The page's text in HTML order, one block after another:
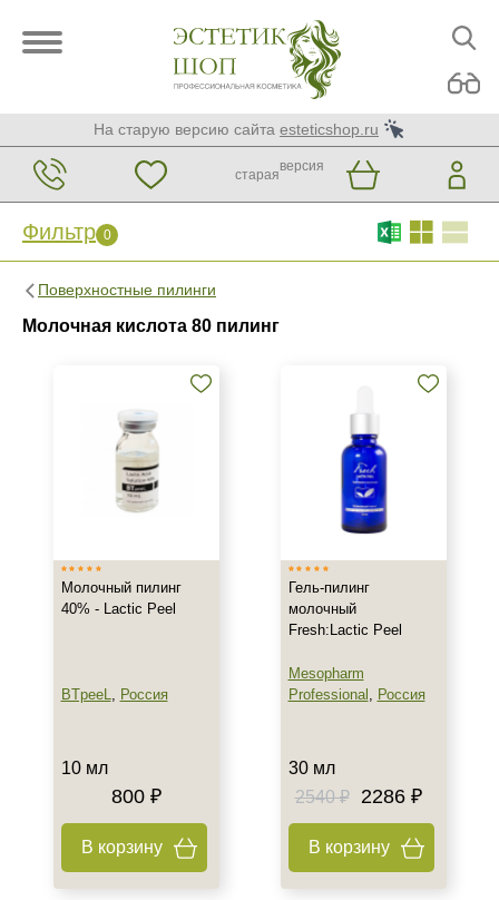
На старую версию сайта esteticshop.ru
старая
версия
Фильтр 0
Поверхностные пилинги
Молочная кислота 80 пилинг
Фильтр 0
Россия
Тип товара
Лифтинг
Тип пилинга
Мультикислотный
Поверхностно-срединный
Молочный пилинг
40% - Lactic Peel
BTpeeL, Россия
10 мл
800 ₽
В корзину
Гель-пилинг
молочный
Fresh:Lactic Peel
Mesopharm
Professional , Россия
30 мл
2540 ₽
2286 ₽
В корзину